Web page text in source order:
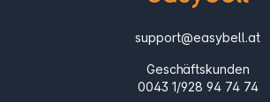
support@easybell.at
Geschäftskunden
0043 1/928 94 74 74